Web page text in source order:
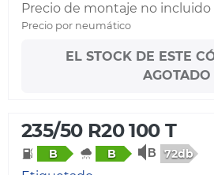
Precio de montaje no incluido
Precio por neumático
EL STOCK DE ESTE
AGOTADO
235/50 R20 100 T
B B 72db